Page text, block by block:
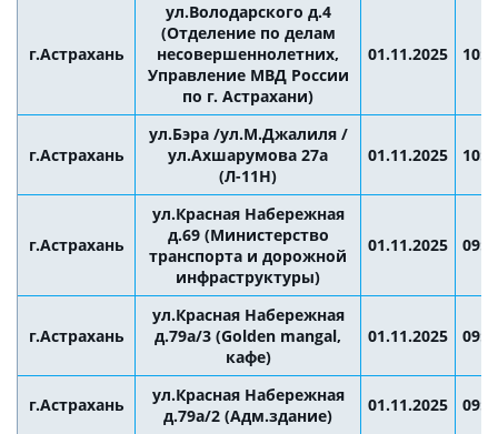
г.Астрахань
ул.Володарского д.4
(Отделение по делам
несовершеннолетних,
Управление МВД России
по г. Астрахани)
01.11.2025
г.Астрахань
ул.Бэра /ул.М.Джалиля /
ул.Ахшарумова 27а
(Л-11Н)
01.11.2025
г.Астрахань
ул.Красная Набережная
д.69 (Министерство
транспорта и дорожной
инфраструктуры)
01.11.2025
г.Астрахань
ул.Красная Набережная
д.79а/3 (Golden mangal,
кафе)
01.11.2025
г.Астрахань
ул.Красная Набережная
д.79а/2 (Адм.здание)
01.11.2025